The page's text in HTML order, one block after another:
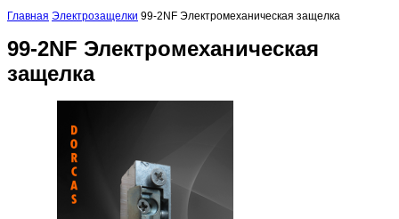
Главная Электрозащелки 99-2NF Электромеханическая защелка
99-2NF Электромеханическая
защелка